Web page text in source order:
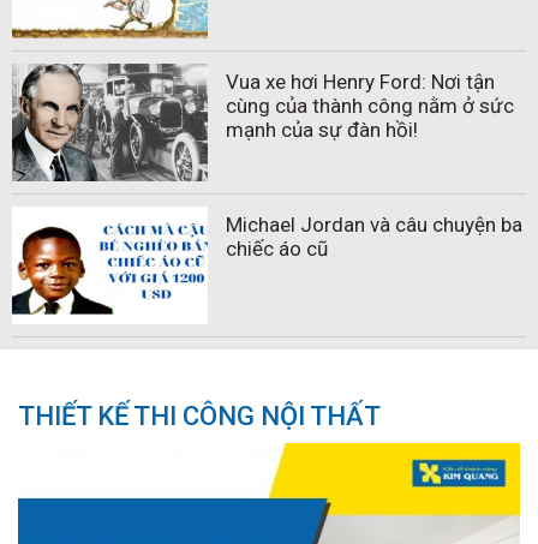
Vua xe hơi Henry Ford: Nơi tận
cùng của thành công nằm ở sức
mạnh của sự đàn hồi!
Michael Jordan và câu chuyện ba
chiếc áo cũ
THIẾT KẾ THI CÔNG NỘI THẤT